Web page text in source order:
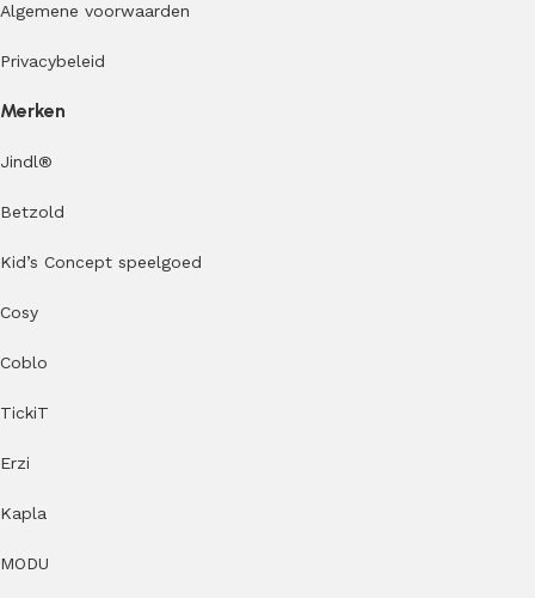
Algemene voorwaarden
Privacybeleid
Merken
Jindl®
Betzold
Kid’s Concept speelgoed
Cosy
Coblo
TickiT
Erzi
Kapla
MODU